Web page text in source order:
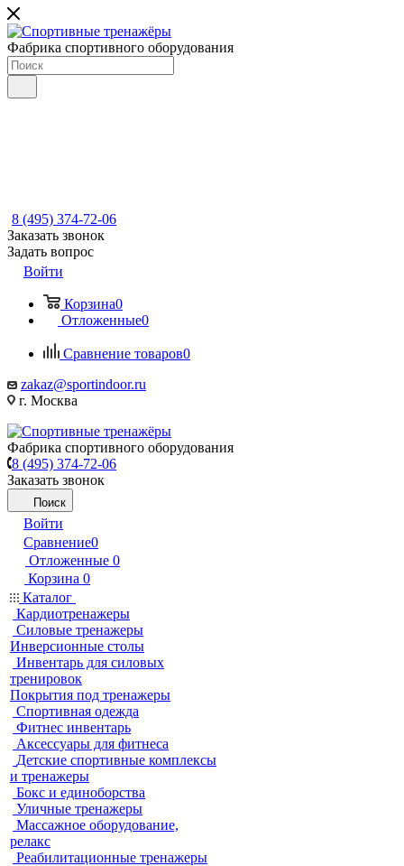
Фабрика спортивного оборудования
8 (495) 374-72-06
Заказать звонок
Задать вопрос
Войти
Корзина0
Отложенные0
Сравнение товаров0
zakaz@sportindoor.ru
г. Москва
Фабрика спортивного оборудования
8 (495) 374-72-06
Заказать звонок
Поиск
Войти
Сравнение0
Отложенные 0
Корзина 0
Каталог
Кардиотренажеры
Силовые тренажеры
Инверсионные столы
Инвентарь для силовых
тренировок
Покрытия под тренажеры
Спортивная одежда
Фитнес инвентарь
Аксессуары для фитнеса
Детские спортивные комплексы
и тренажеры
Бокс и единоборства
Уличные тренажеры
Массажное оборудование,
релакс
Реабилитационные тренажеры